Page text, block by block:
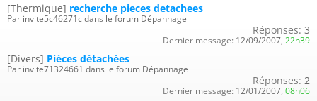
[Thermique] recherche pieces detachees
Par invite5c46271c dans le forum Dépannage
Réponses: 3
Dernier message: 12/09/2007, 22h39
[Divers] Pièces détachées
Par invite71324661 dans le forum Dépannage
Réponses: 2
Dernier message: 12/01/2007, 08h06